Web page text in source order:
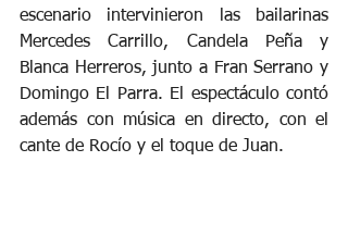
escenario intervinieron las bailarinas
Mercedes Carrillo, Candela Peña y
Blanca Herreros, junto a Fran Serrano y
Domingo El Parra. El espectáculo contó
además con música en directo, con el
cante de Rocío y el toque de Juan.